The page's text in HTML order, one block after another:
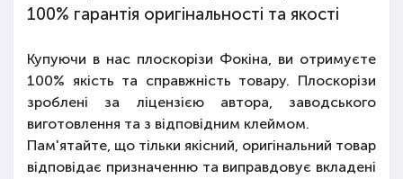
100% гарантія оригінальності та якості
Купуючи в нас плоскорізи Фокіна, ви отримуєте
100% якість та справжність товару. Плоскорізи
зроблені за ліцензією автора, заводського
виготовлення та з відповідним клеймом.
Пам'ятайте, що тільки якісний, оригінальний товар
відповідає призначенню та виправдовує вкладені